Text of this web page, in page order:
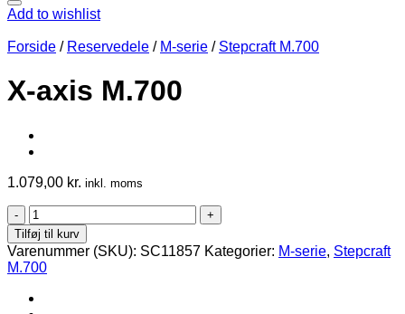
Add to wishlist
Forside / Reservedele / M-serie / Stepcraft M.700
X-axis M.700
1.079,00 kr. inkl. moms
X-
axis
M.700
antal
Tilføj til kurv
Varenummer (SKU): SC11857 Kategorier: M-serie, Stepcraft
M.700